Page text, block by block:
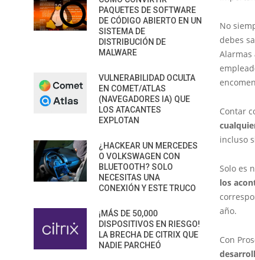
No
debes
Alarmas
Contar
incluso
Solo es
los
año.
Con
PAQUETES DE SOFTWARE
DE CÓDIGO ABIERTO EN UN
SISTEMA DE
DISTRIBUCIÓN DE
MALWARE
VULNERABILIDAD OCULTA
EN COMET/ATLAS
(NAVEGADORES IA) QUE
LOS ATACANTES
EXPLOTAN
¿HACKEAR UN MERCEDES
O VOLKSWAGEN CON
BLUETOOTH? SOLO
NECESITAS UNA
CONEXIÓN Y ESTE TRUCO
¡MÁS DE 50,000
DISPOSITIVOS EN RIESGO!
LA BRECHA DE CITRIX QUE
NADIE PARCHEÓ